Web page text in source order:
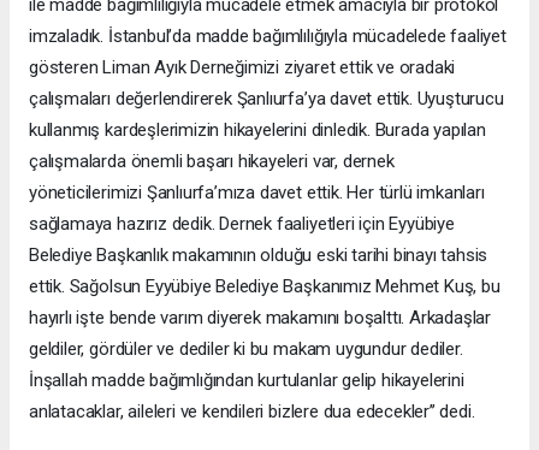
ile madde bağımlılığıyla mücadele etmek amacıyla bir protokol
imzaladık. İstanbul’da madde bağımlılığıyla mücadelede faaliyet
gösteren Liman Ayık Derneğimizi ziyaret ettik ve oradaki
çalışmaları değerlendirerek Şanlıurfa’ya davet ettik. Uyuşturucu
kullanmış kardeşlerimizin hikayelerini dinledik. Burada yapılan
çalışmalarda önemli başarı hikayeleri var, dernek
yöneticilerimizi Şanlıurfa’mıza davet ettik. Her türlü imkanları
sağlamaya hazırız dedik. Dernek faaliyetleri için Eyyübiye
Belediye Başkanlık makamının olduğu eski tarihi binayı tahsis
ettik. Sağolsun Eyyübiye Belediye Başkanımız Mehmet Kuş, bu
hayırlı işte bende varım diyerek makamını boşalttı. Arkadaşlar
geldiler, gördüler ve dediler ki bu makam uygundur dediler.
İnşallah madde bağımlığından kurtulanlar gelip hikayelerini
anlatacaklar, aileleri ve kendileri bizlere dua edecekler’’ dedi.